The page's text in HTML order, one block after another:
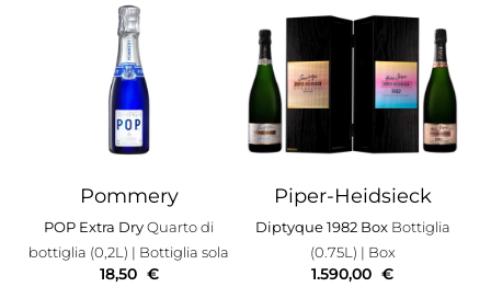
Pommery
POP Extra DryQuarto di
bottiglia (0,2L) | Bottiglia sola
18,50 €
Piper-Heidsieck
Diptyque 1982 BoxBottiglia
(0.75L) | Box
1.590,00 €